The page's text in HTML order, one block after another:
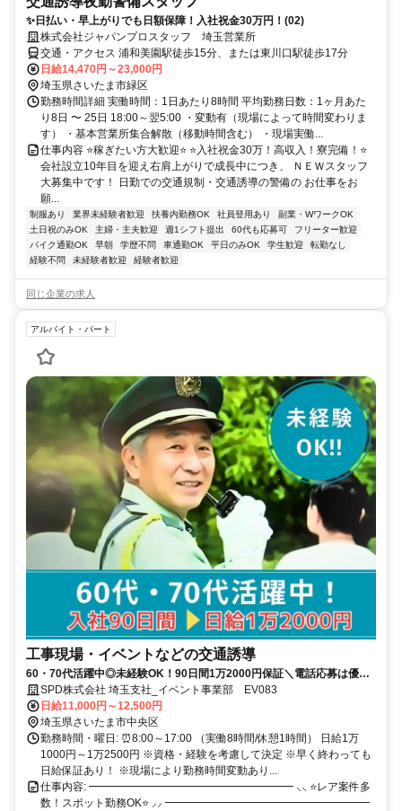
✨日払い・早上がりでも日額保障！入社祝金30万円！(02)
株式会社ジャパンプロスタッフ 埼玉営業所
交通・アクセス 浦和美園駅徒歩15分、または東川口駅徒歩17分
日給14,470円～23,000円
埼玉県さいたま市緑区
勤務時間詳細 実働時間：1日あたり8時間 平均勤務日数：1ヶ月あた
り8日 〜 25日 18:00～翌5:00 ・変動有（現場によって時間変わりま
す） ・基本営業所集合解散（移動時間含む） ・現場実働...
仕事内容 ⭐稼ぎたい方大歓迎⭐ ⭐入社祝金30万！高収入！寮完備！⭐
会社設立10年目を迎え右肩上がりで成長中につき、 ＮＥＷスタッフ
大募集中です！ 日勤での交通規制・交通誘導の警備の お仕事をお
願...
制服あり 業界未経験者歓迎 扶養内勤務OK 社員登用あり
副業・WワークOK
土日祝のみOK
主婦・主夫歓迎 週1シフト提出 60代も応募可
フリーター歓迎
バイク通勤OK
早朝 学歴不問 車通勤OK 平日のみOK 学生歓迎
転勤なし
経験不問
未経験者歓迎 経験者歓迎
同じ企業の求人
アルバイト・パート
工事現場・イベントなどの交通誘導
60・70代活躍中◎未経験OK！90日間1万2000円保証＼電話応募は優先
面接➿0800-080-1018／
SPD株式会社 埼玉支社_イベント事業部 EV083
日給11,000円～12,500円
埼玉県さいたま市中央区
勤務時間・曜日: ⏰8:00～17:00 （実働8時間/休憩1時間） 日給1万
1000円～1万2500円 ※資格・経験を考慮して決定 ※早く終わっても
日給保証あり！ ※現場により勤務時間変動あり...
仕事内容: ━━━━━━━━━━━━━━━━━━━ ⸜⸜ ⭐レア案件多
数！スポット勤務OK⭐ ⸝⸝ ━━━━━━━━━━━━━━━━━━━